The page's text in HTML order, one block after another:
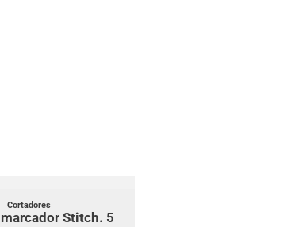
Cortadores
Stitch. 5